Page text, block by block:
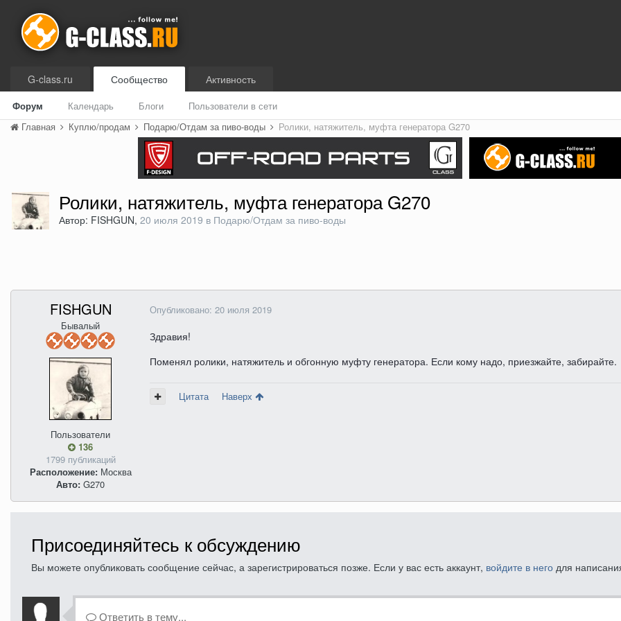
G-class.ru Сообщество
Форум Календарь Блоги Пользователи в сети
Активность
Главная Куплю/продам Подарю/Отдам за пиво-воды Ролики, натяжитель, муфта генератора G270
Ролики, натяжитель, муфта генератора G270
Автор: FISHGUN, 20 июля 2019 в Подарю/Отдам за пиво-воды
FISHGUN
Бывалый
Пользователи
136
1799 публикаций
Расположение:Москва
Авто: G270
Опубликовано: 20 июля 2019
Здравия!
Поменял ролики, натяжитель и обгонную муфту генератора. Если кому надо, приезжайте, забирайте.
Цитата Наверх
Присоединяйтесь к обсуждению
Вы можете опубликовать сообщение сейчас, а зарегистрироваться позже. Если у вас есть аккаунт, войдите в него для
Ответить в тему...